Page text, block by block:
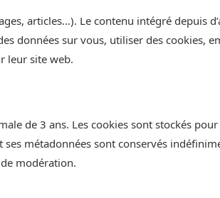
articles…). Le contenu intégré depuis
données sur vous, utiliser des cookies,
leur site web.
de 3 ans. Les cookies sont stockés
métadonnées sont conservés
modération.